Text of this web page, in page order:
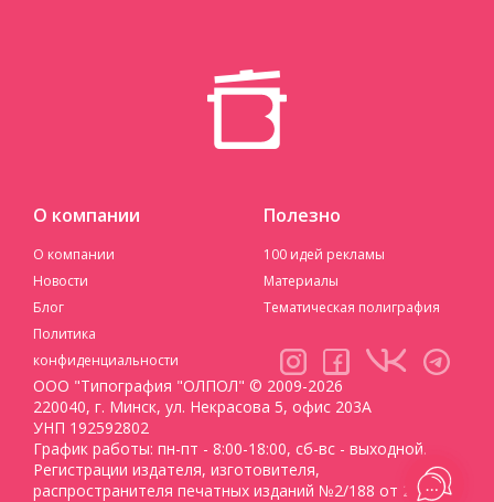
О компании
О компании
Новости
Блог
Политика
конфиденциальности
Полезно
100 идей рекламы
Материалы
Тематическая полиграфия
ООО "Типография "ОЛПОЛ" © 2009-2026
220040, г. Минск, ул. Некрасова 5, офис 203А
УНП 192592802
График работы: пн-пт - 8:00-18:00, сб-вс - выходной.
Регистрации издателя, изготовителя,
распространителя печатных изданий №2/188 от 22